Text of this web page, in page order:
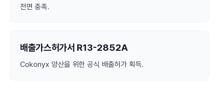
전면 충족.
배출가스허가서 R13-2852A
Cokonyx 양산을 위한 공식 배출허가 획득.